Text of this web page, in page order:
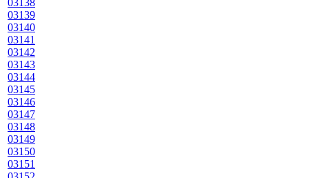
03138
03139
03140
03141
03142
03143
03144
03145
03146
03147
03148
03149
03150
03151